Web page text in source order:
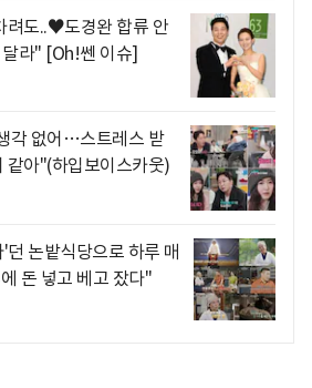
려도..♥도경완 합류 안
라" [Oh!쎈 이슈]
각 없어…스트레스 받
같아"(하입보이스카웃)
던 논밭식당으로 하루 매
돈 넣고 베고 잤다"